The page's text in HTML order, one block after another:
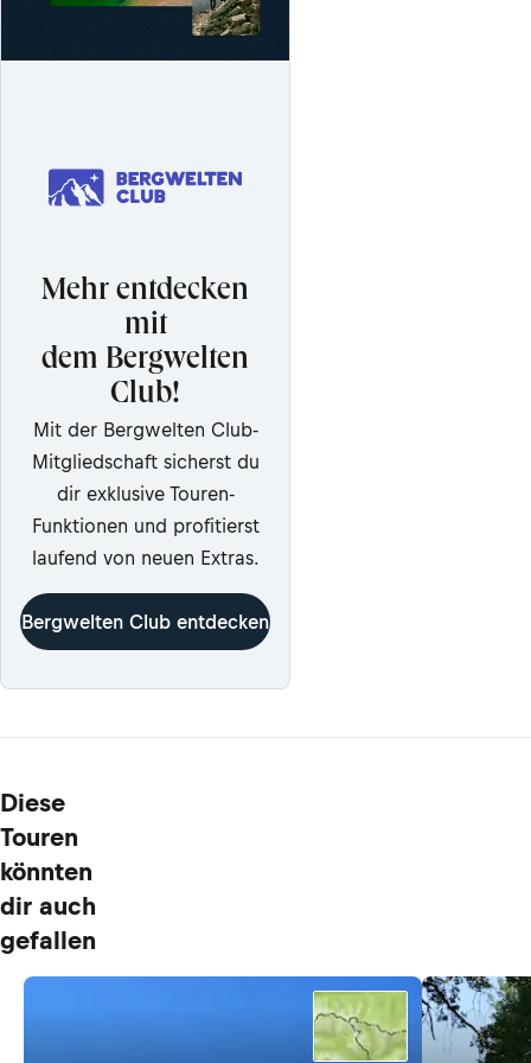
Mehr entdecken
mit
dem Bergwelten
Club!
Mit der Bergwelten Club-
Mitgliedschaft sicherst du
dir exklusive Touren-
Funktionen und profitierst
laufend von neuen Extras.
Bergwelten Club entdecken
Diese
Touren
könnten
dir auch
gefallen